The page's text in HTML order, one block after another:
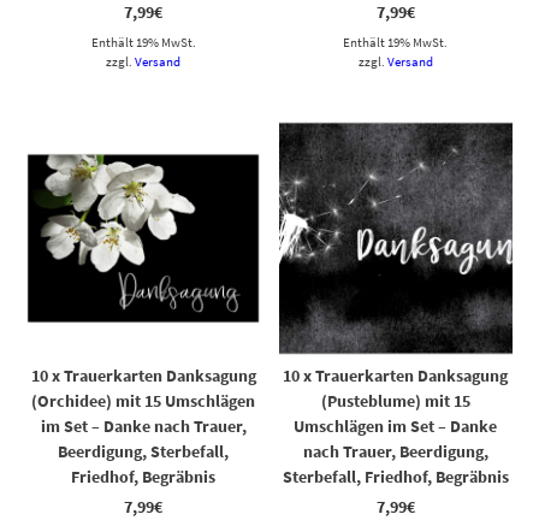
7,99€
Enthält 19% MwSt.
zzgl.Versand
7,99€
Enthält 19% MwSt.
zzgl. Versand
10 x Trauerkarten Danksagung
(Orchidee) mit 15 Umschlägen
im Set – Danke nach Trauer,
Beerdigung, Sterbefall,
Friedhof, Begräbnis
7,99€
10 x Trauerkarten Danksagung
(Pusteblume) mit 15
Umschlägen im Set – Danke
nach Trauer, Beerdigung,
Sterbefall, Friedhof, Begräbnis
7,99€